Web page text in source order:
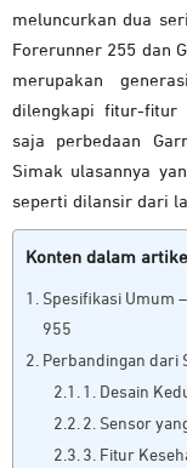
meluncurkan dua
Forerunner 255 dan
merupakan
dilengkapi fitur-fitur
saja perbedaan
Simak ulasannya
seperti dilansir dari
Konten dalam
Spesifikasi Umum
955
Perbandingan dari
1. Desain
2. Sensor
3. Fitur